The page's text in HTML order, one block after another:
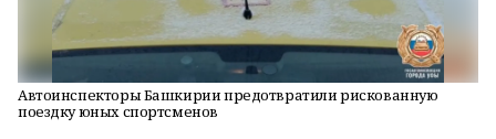
Автоинспекторы Башкирии предотвратили рискованную
поездку юных спортсменов